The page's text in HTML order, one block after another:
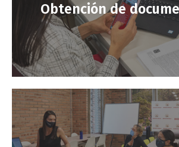
Obtención de